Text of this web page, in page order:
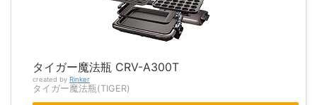
タイガー魔法瓶 CRV-A300T
created by Rinker
タイガー魔法瓶(TIGER)